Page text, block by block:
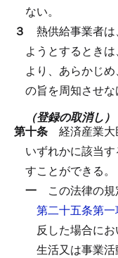
ない。
３ 熱供給事業者
ようとするとき
より、あらかじ
の旨を周知させな
（登録の取消し）
第十条 経済産業
いずれかに該当す
すことができる。
一 この法律の
第二十五条第一
反した場合に
生活又は事業